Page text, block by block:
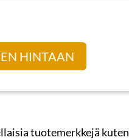
HINTAAN
tuotemerkkejä kuten